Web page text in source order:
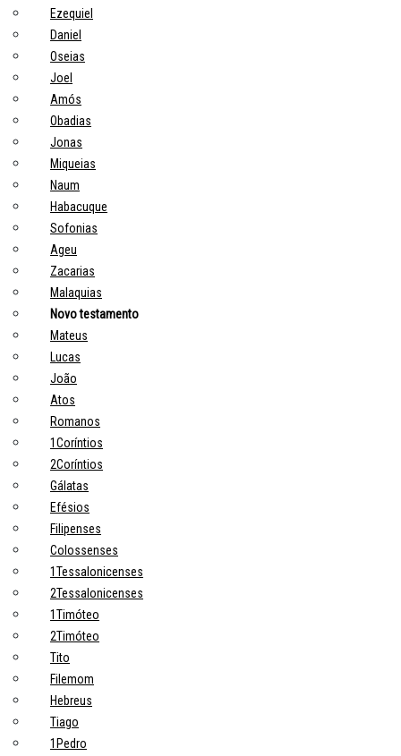
Ezequiel
Daniel
Oseias
Joel
Amós
Obadias
Jonas
Miqueias
Naum
Habacuque
Sofonias
Ageu
Zacarias
Malaquias
Novo testamento
Mateus
Lucas
João
Atos
Romanos
1Coríntios
2Coríntios
Gálatas
Efésios
Filipenses
Colossenses
1Tessalonicenses
2Tessalonicenses
1Timóteo
2Timóteo
Tito
Filemom
Hebreus
Tiago
1Pedro